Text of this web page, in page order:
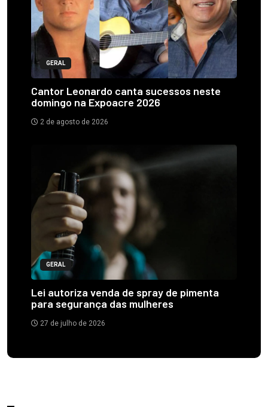
GERAL
Cantor Leonardo canta sucessos neste
domingo na Expoacre 2026
2 de agosto de 2026
GERAL
Lei autoriza venda de spray de pimenta
para segurança das mulheres
27 de julho de 2026